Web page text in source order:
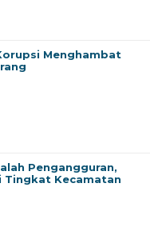
Menghambat
Pengangguran,
Tingkat Kecamatan